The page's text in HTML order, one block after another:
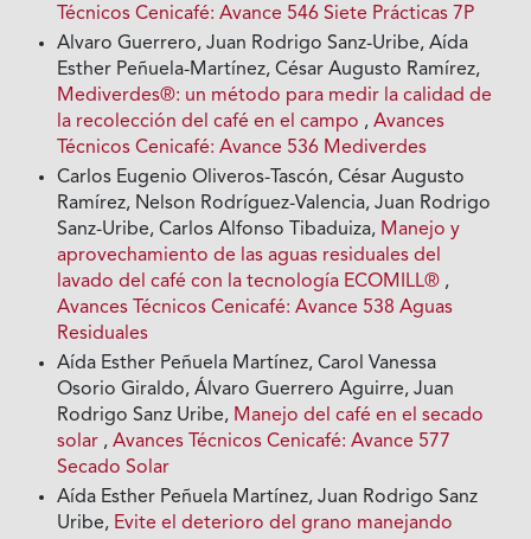
Técnicos Cenicafé: Avance 546 Siete Prácticas 7P
Alvaro Guerrero, Juan Rodrigo Sanz-Uribe, Aída
Esther Peñuela-Martínez, César Augusto Ramírez,
Mediverdes®: un método para medir la calidad de
la recolección del café en el campo ,Avances
Técnicos Cenicafé: Avance 536 Mediverdes
Carlos Eugenio Oliveros-Tascón, César Augusto
Ramírez, Nelson Rodríguez-Valencia, Juan Rodrigo
Sanz-Uribe, Carlos Alfonso Tibaduiza, Manejo y
aprovechamiento de las aguas residuales del
lavado del café con la tecnología ECOMILL® ,
Avances Técnicos Cenicafé: Avance 538 Aguas
Residuales
Aída Esther Peñuela Martínez, Carol Vanessa
Osorio Giraldo, Álvaro Guerrero Aguirre, Juan
Rodrigo Sanz Uribe, Manejo del café en el secado
solar ,Avances Técnicos Cenicafé: Avance 577
Secado Solar
Aída Esther Peñuela Martínez, Juan Rodrigo Sanz
Uribe, Evite el deterioro del grano manejando